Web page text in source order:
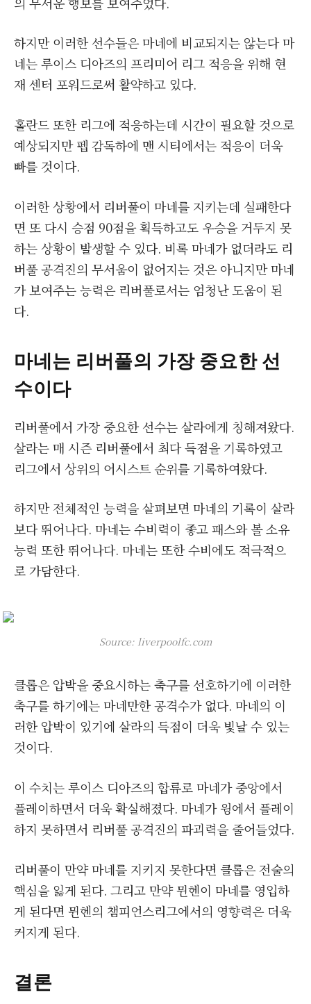
하지만 이러한 선수들은 마네에 비교되지는 않는다 마
네는 루이스 디아즈의 프리미어 리그 적응을 위해 현
재 센터 포워드로써 활약하고 있다.
홀란드 또한 리그에 적응하는데 시간이 필요할 것으로
예상되지만 펩 감독하에 맨 시티에서는 적응이 더욱
빠를 것이다.
이러한 상황에서 리버풀이 마네를 지키는데 실패한다
면 또 다시 승점 90점을 획득하고도 우승을 거두지 못
하는 상황이 발생할 수 있다. 비록 마네가 없더라도 리
버풀 공격진의 무서움이 없어지는 것은 아니지만 마네
가 보여주는 능력은 리버풀로서는 엄청난 도움이 된
다.
마네는 리버풀의 가장 중요한 선
수이다
리버풀에서 가장 중요한 선수는 살라에게 칭해져왔다.
살라는 매 시즌 리버풀에서 최다 득점을 기록하였고
리그에서 상위의 어시스트 순위를 기록하여왔다.
하지만 전체적인 능력을 살펴보면 마네의 기록이 살라
보다 뛰어나다. 마네는 수비력이 좋고 패스와 볼 소유
능력 또한 뛰어나다. 마네는 또한 수비에도 적극적으
로 가담한다.
Source: liverpoolfc.com
클롭은 압박을 중요시하는 축구를 선호하기에 이러한
축구를 하기에는 마네만한 공격수가 없다. 마네의 이
러한 압박이 있기에 살라의 득점이 더욱 빛날 수 있는
것이다.
이 수치는 루이스 디아즈의 합류로 마네가 중앙에서
플레이하면서 더욱 확실해졌다. 마네가 윙에서 플레이
하지 못하면서 리버풀 공격진의 파괴력을 줄어들었다.
리버풀이 만약 마네를 지키지 못한다면 클롭은 전술의
핵심을 잃게 된다. 그리고 만약 뮌헨이 마네를 영입하
게 된다면 뮌헨의 챔피언스리그에서의 영향력은 더욱
커지게 된다.
결론